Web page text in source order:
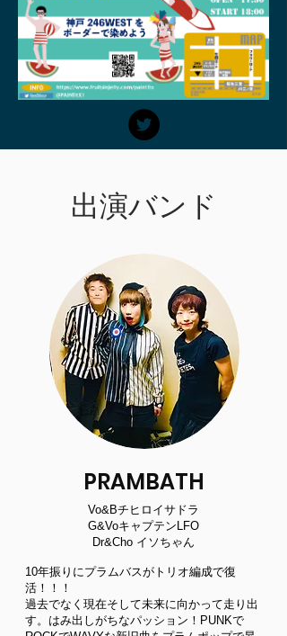
出演バンド
PRAMBATH
Vo&Bチヒロイサドラ
G&VoキャプテンLFO
Dr&Cho イソちゃん
10年振りにプラムバスがトリオ編成で復
活！！！
過去でなく現在そして未来に向かって走り出
す。はみ出しがちなパッション！PUNKで